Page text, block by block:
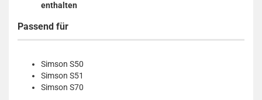
enthalten
Passend für
Simson S50
Simson S51
Simson S70